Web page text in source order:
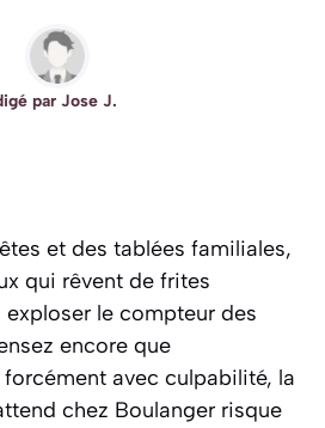
par Jose J.
et des tablées familiales,
qui rêvent de frites
le compteur des
encore que
avec culpabilité, la
chez Boulanger risque